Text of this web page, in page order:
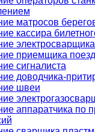
матросов
кассира
приемщика
сигналиста
доводчика-
швеи
аппаратчика по